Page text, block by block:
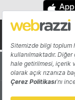
Hakkında
Katkıda